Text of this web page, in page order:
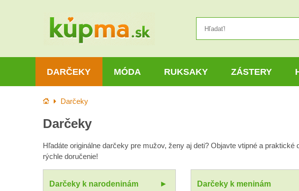
DARČEKY MÓDA RUKSAKY ZÁSTERY
Úvod Darčeky
Darčeky
Hľadáte originálne darčeky pre mužov, ženy aj deti? Objavte vtipné a
rýchle doručenie!
Darčeky k narodeninám Darčeky k meninám